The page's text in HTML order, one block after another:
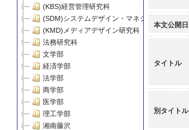
(KBS)経営管理研究科
(SDM)システムデザイン・マネジメント研究科
(KMD)メディアデザイン研究科
法務研究科
文学部
経済学部
法学部
商学部
医学部
理工学部
湘南藤沢
本文公開日
タイトル
別タイトル